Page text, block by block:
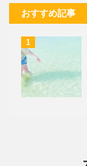
おすすめ記事
1